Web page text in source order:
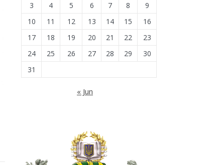
3
4 5 6 7 8
9
10
11 12 13 14 15
16
17
18 19 20 21 22
23
24
25 26 27 28 29
30
31
« Jun